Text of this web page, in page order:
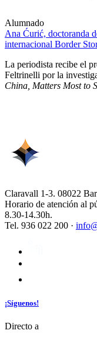
Alumnado
Ana Ćurić, doctoranda
internacional Border
La periodista recibe el
Feltrinelli por la
China, Matters Most to
Claravall 1-3. 08022
Horario de atención al
8.30-14.30h.
Tel. 936 022 200 ·
¡Síguenos!
Directo a